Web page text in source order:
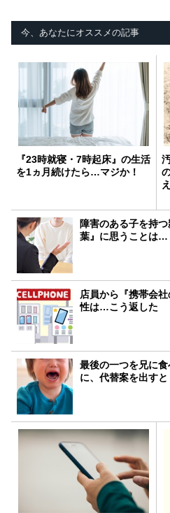
今、あなたにオススメの記事
『23時就寝・7時起床』の生活
を1ヵ月続けたら…マジか！
障害のある子を持
葉』に思うことは…
店員から『携帯会
性は…こう返した
最後の一つを兄に
に、代替案を出すと